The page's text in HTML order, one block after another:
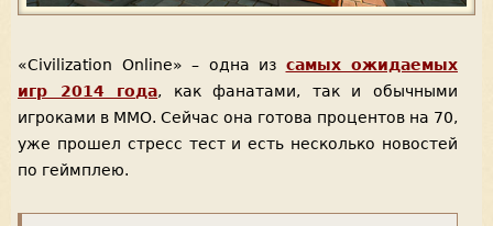
«Civilization Online» – одна из самых ожидаемых
игр 2014 года, как фанатами, так и обычными
игроками в ММО. Сейчас она готова процентов на 70,
уже прошел стресс тест и есть несколько новостей
по геймплею.